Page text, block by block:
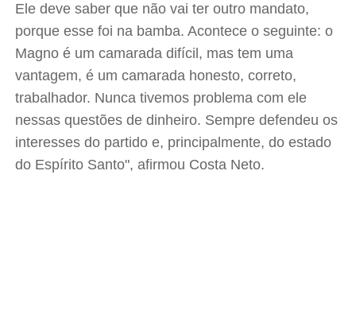
Ele deve saber que não vai ter outro mandato,
porque esse foi na bamba. Acontece o seguinte: o
Magno é um camarada difícil, mas tem uma
vantagem, é um camarada honesto, correto,
trabalhador. Nunca tivemos problema com ele
nessas questões de dinheiro. Sempre defendeu os
interesses do partido e, principalmente, do estado
do Espírito Santo", afirmou Costa Neto.